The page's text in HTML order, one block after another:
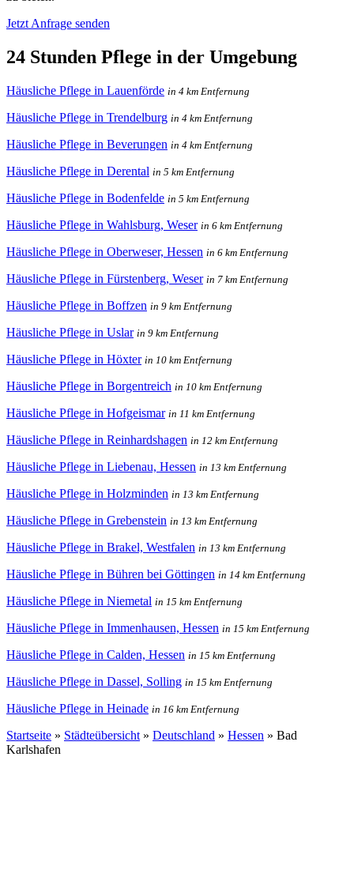
Jetzt Anfrage senden
24 Stunden Pflege in der Umgebung
Häusliche Pflege in Lauenförde in 4 km Entfernung
Häusliche Pflege in Trendelburg in 4 km Entfernung
Häusliche Pflege in Beverungen in 4 km Entfernung
Häusliche Pflege in Derental in 5 km Entfernung
Häusliche Pflege in Bodenfelde in 5 km Entfernung
Häusliche Pflege in Wahlsburg, Weser in 6 km Entfernung
Häusliche Pflege in Oberweser, Hessen in 6 km Entfernung
Häusliche Pflege in Fürstenberg, Weser in 7 km Entfernung
Häusliche Pflege in Boffzen in 9 km Entfernung
Häusliche Pflege in Uslar in 9 km Entfernung
Häusliche Pflege in Höxter in 10 km Entfernung
Häusliche Pflege in Borgentreich in 10 km Entfernung
Häusliche Pflege in Hofgeismar in 11 km Entfernung
Häusliche Pflege in Reinhardshagen in 12 km Entfernung
Häusliche Pflege in Liebenau, Hessen in 13 km Entfernung
Häusliche Pflege in Holzminden in 13 km Entfernung
Häusliche Pflege in Grebenstein in 13 km Entfernung
Häusliche Pflege in Brakel, Westfalen in 13 km Entfernung
Häusliche Pflege in Bühren bei Göttingen in 14 km Entfernung
Häusliche Pflege in Niemetal in 15 km Entfernung
Häusliche Pflege in Immenhausen, Hessen in 15 km Entfernung
Häusliche Pflege in Calden, Hessen in 15 km Entfernung
Häusliche Pflege in Dassel, Solling in 15 km Entfernung
Häusliche Pflege in Heinade in 16 km Entfernung
Startseite » Städteübersicht » Deutschland » Hessen » Bad
Karlshafen